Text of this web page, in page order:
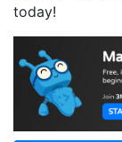
today!